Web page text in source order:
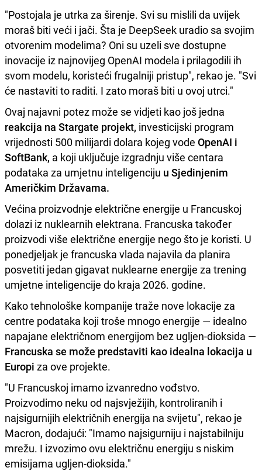
"Postojala je utrka za širenje. Svi su mislili da uvijek
moraš biti veći i jači. Šta je DeepSeek uradio sa svojim
otvorenim modelima? Oni su uzeli sve dostupne
inovacije iz najnovijeg OpenAI modela i prilagodili ih
svom modelu, koristeći frugalniji pristup", rekao je. "Svi
će nastaviti to raditi. I zato moraš biti u ovoj utrci."
Ovaj najavni potez može se vidjeti kao još jedna
reakcija na Stargate projekt, investicijski program
vrijednosti 500 milijardi dolara kojeg vode OpenAI i
SoftBank, a koji uključuje izgradnju više centara
podataka za umjetnu inteligenciju u Sjedinjenim
Američkim Državama.
Većina proizvodnje električne energije u Francuskoj
dolazi iz nuklearnih elektrana. Francuska također
proizvodi više električne energije nego što je koristi. U
ponedjeljak je francuska vlada najavila da planira
posvetiti jedan gigavat nuklearne energije za trening
umjetne inteligencije do kraja 2026. godine.
Kako tehnološke kompanije traže nove lokacije za
centre podataka koji troše mnogo energije — idealno
napajane električnom energijom bez ugljen-dioksida —
Francuska se može predstaviti kao idealna lokacija u
Europi za ove projekte.
"U Francuskoj imamo izvanredno vođstvo.
Proizvodimo neku od najsvježijih, kontroliranih i
najsigurnijih električnih energija na svijetu", rekao je
Macron, dodajući: "Imamo najsigurniju i najstabilniju
mrežu. I izvozimo ovu električnu energiju s niskim
emisijama ugljen-dioksida."